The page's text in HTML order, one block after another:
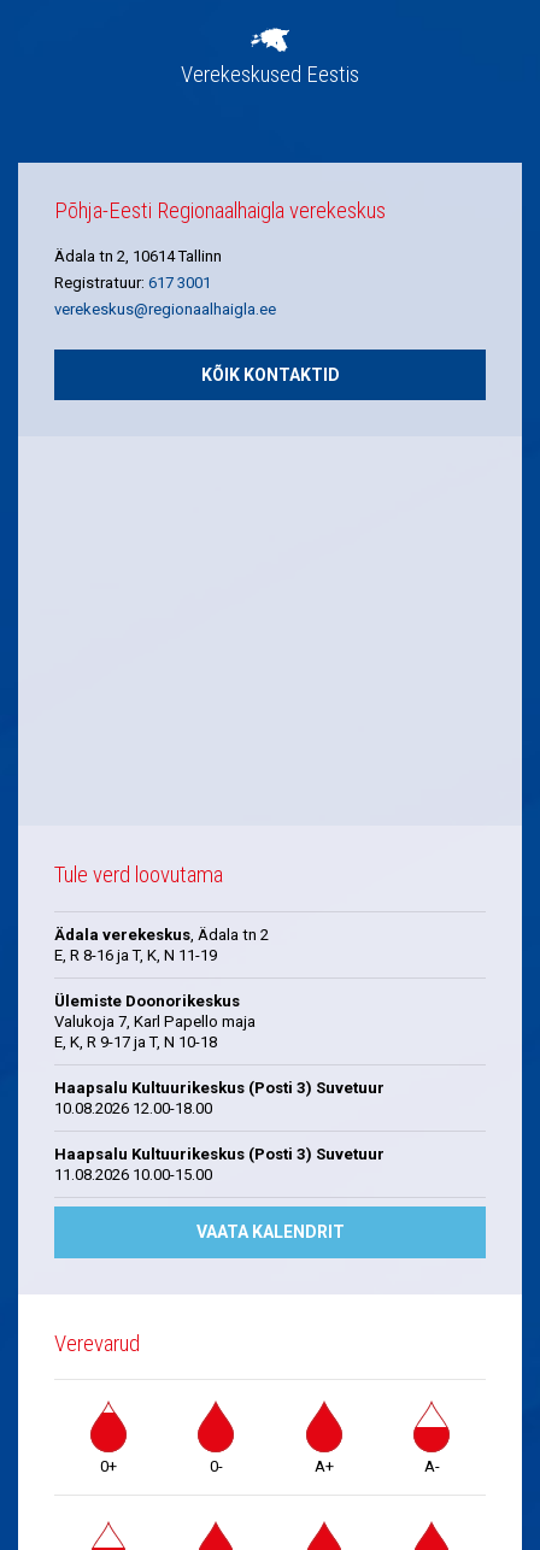
Verekeskused Eestis
Põhja-Eesti Regionaalhaigla verekeskus
Ädala tn 2, 10614 Tallinn
Registratuur: 617 3001
verekeskus@regionaalhaigla.ee
KÕIK KONTAKTID
Tule verd loovutama
Ädala verekeskus , Ädala tn 2
E, R 8-16 ja T, K, N 11-19
Ülemiste Doonorikeskus
Valukoja 7, Karl Papello maja
E, K, R 9-17 ja T, N 10-18
Haapsalu Kultuurikeskus (Posti 3) Suvetuur
10.08.2026 12.00-18.00
Haapsalu Kultuurikeskus (Posti 3) Suvetuur
11.08.2026 10.00-15.00
VAATA KALENDRIT
Verevarud
0+ 0- A+ A-